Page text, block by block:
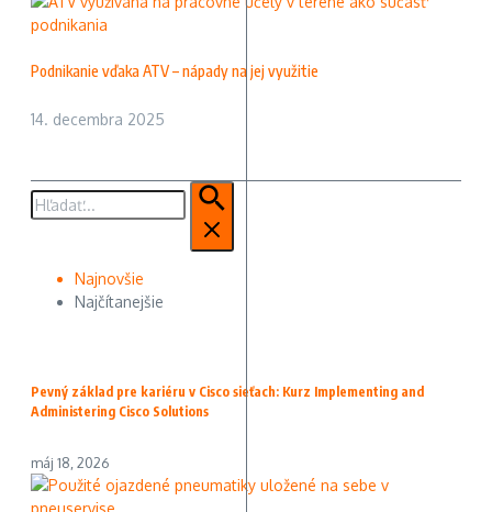
Podnikanie vďaka ATV – nápady na jej využitie
14. decembra 2025
Hľadať:
Najnovšie
Najčítanejšie
Pevný základ pre kariéru v Cisco sieťach: Kurz Implementing and
Administering Cisco Solutions
máj 18, 2026